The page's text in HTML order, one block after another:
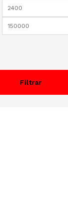
Precio
Filtrar